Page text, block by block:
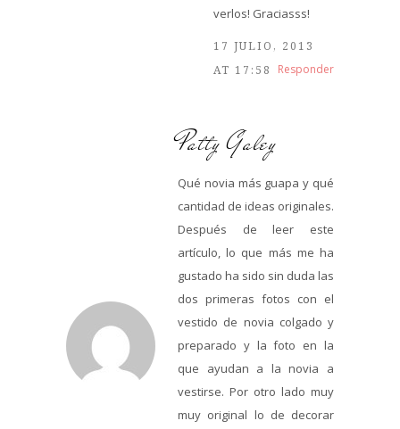
verlos! Graciasss!
17 JULIO, 2013
AT 17:58
Responder
Patty Galey
Qué novia más guapa y qué
cantidad de ideas originales.
Después de leer este
artículo, lo que más me ha
gustado ha sido sin duda las
dos primeras fotos con el
vestido de novia colgado y
preparado y la foto en la
que ayudan a la novia a
vestirse. Por otro lado muy
muy original lo de decorar